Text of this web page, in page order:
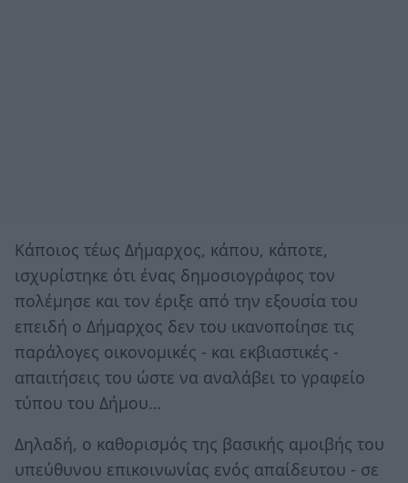
Kάποιος τέως Δήμαρχος, κάπου, κάποτε,
ισχυρίστηκε ότι ένας δημοσιογράφος τον
πολέμησε και τον έριξε από την εξουσία του
επειδή ο Δήμαρχος δεν του ικανοποίησε τις
παράλογες οικονομικές - και εκβιαστικές -
απαιτήσεις του ώστε να αναλάβει το γραφείο
τύπου του Δήμου…
Δηλαδή, ο καθορισμός της βασικής αμοιβής του
υπεύθυνου επικοινωνίας ενός απαίδευτου - σε